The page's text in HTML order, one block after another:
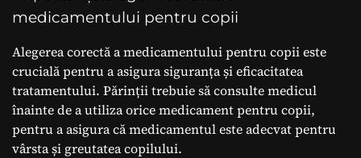
medicamentului pentru copii
Alegerea corectă a medicamentului pentru copii este
crucială pentru a asigura siguranța și eficacitatea
tratamentului. Părinții trebuie să consulte medicul
înainte de a utiliza orice medicament pentru copii,
pentru a asigura că medicamentul este adecvat pentru
vârsta și greutatea copilului.